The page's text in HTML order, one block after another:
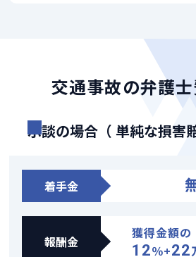
交通事故の弁護
示談の場合（ 単純な損害
着手金
報酬金
獲得金額の
12％+22